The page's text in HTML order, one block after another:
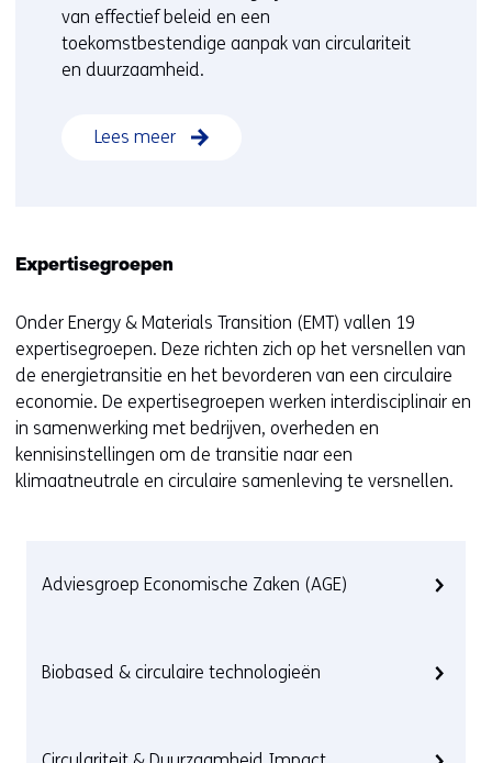
van effectief beleid en een
toekomstbestendige aanpak van circulariteit
en duurzaamheid.
Lees meer
Expertisegroepen
Onder Energy & Materials Transition (EMT) vallen 19
expertisegroepen. Deze richten zich op het versnellen van
de energietransitie en het bevorderen van een circulaire
economie. De expertisegroepen werken interdisciplinair en
in samenwerking met bedrijven, overheden en
kennisinstellingen om de transitie naar een
klimaatneutrale en circulaire samenleving te versnellen.
Adviesgroep Economische Zaken (AGE)
Biobased & circulaire technologieën